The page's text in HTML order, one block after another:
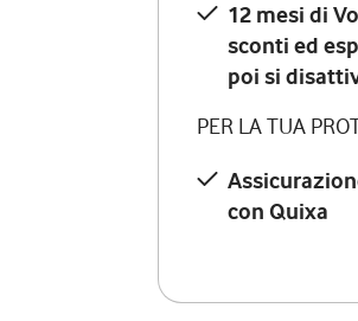
12 mesi di
sconti ed
poi si
PER LA TUA
con Quixa